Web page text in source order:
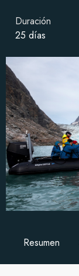
Duración
25 días
Resumen